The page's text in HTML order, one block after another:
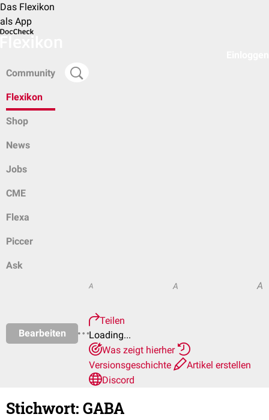
Das Flexikon
als App
Community
Flexikon
Shop
News
Jobs
CME
Flexa
Piccer
Ask
Bearbeiten
A A A
Teilen
Loading...
Was zeigt hierher
Versionsgeschichte
Artikel erstellen
Discord
Stichwort: GABA